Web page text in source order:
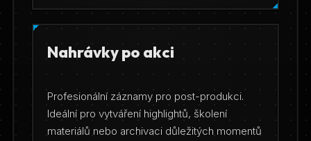
Nahrávky po akci
Profesionální záznamy pro post-produkci.
Ideální pro vytváření highlightů, školení
materiálů nebo archivaci důležitých momentů